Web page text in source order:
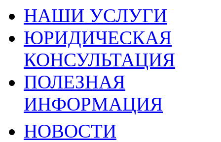
НАШИ УСЛУГИ
ЮРИДИЧЕСКАЯ
КОНСУЛЬТАЦИЯ
ПОЛЕЗНАЯ
ИНФОРМАЦИЯ
НОВОСТИ